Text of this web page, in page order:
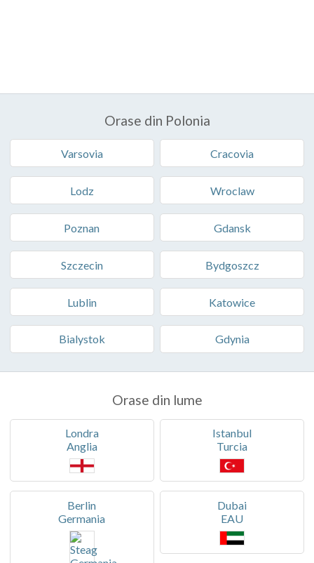
Orase din Polonia
Varsovia Cracovia
Lodz Wroclaw
Poznan Gdansk
Szczecin Bydgoszcz
Lublin Katowice
Bialystok Gdynia
Orase din lume
Londra
Anglia
Istanbul
Turcia
Berlin
Germania
Dubai
EAU